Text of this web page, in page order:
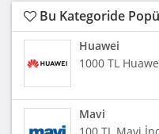
Bu Kategoride
Huawei
1000 TL
Mavi